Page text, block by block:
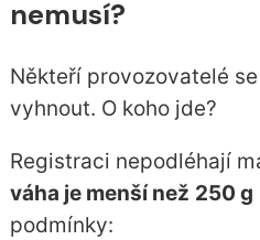
nemusí?
Někteří provozovatelé
vyhnout. O koho jde?
Registraci nepodléhají
váha je menší než 250 g
podmínky: